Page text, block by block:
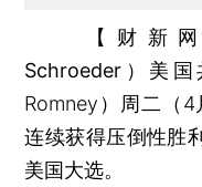
【财新网
Schroeder） 美国
Romney）周二（
连续获得压倒性胜
美国大选。